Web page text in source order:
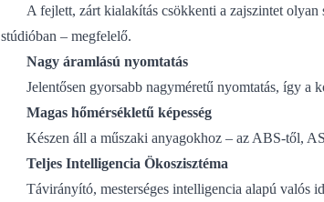
A fejlett, zárt kialakítás csökkenti a zajszintet
stúdióban – megfelelő.
Nagy áramlású nyomtatás
Jelentősen gyorsabb nagyméretű nyomtatás, így a
Magas hőmérsékletű képesség
Készen áll a műszaki anyagokhoz – az ABS-től,
Teljes Intelligencia Ökoszisztéma
Távirányító, mesterséges intelligencia alapú valós